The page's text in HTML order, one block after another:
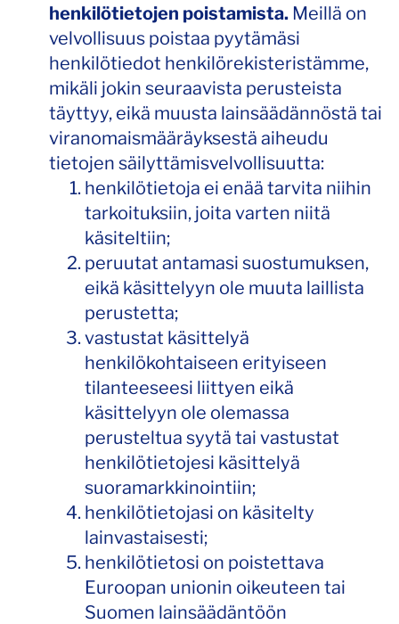
henkilötietojen poistamista. Meillä on
velvollisuus poistaa pyytämäsi
henkilötiedot henkilörekisteristämme,
mikäli jokin seuraavista perusteista
täyttyy, eikä muusta lainsäädännöstä tai
viranomaismääräyksestä aiheudu
tietojen säilyttämisvelvollisuutta:
henkilötietoja ei enää tarvita niihin
tarkoituksiin, joita varten niitä
käsiteltiin;
peruutat antamasi suostumuksen,
eikä käsittelyyn ole muuta laillista
perustetta;
vastustat käsittelyä
henkilökohtaiseen erityiseen
tilanteeseesi liittyen eikä
käsittelyyn ole olemassa
perusteltua syytä tai vastustat
henkilötietojesi käsittelyä
suoramarkkinointiin;
henkilötietojasi on käsitelty
lainvastaisesti;
henkilötietosi on poistettava
Euroopan unionin oikeuteen tai
Suomen lainsäädäntöön